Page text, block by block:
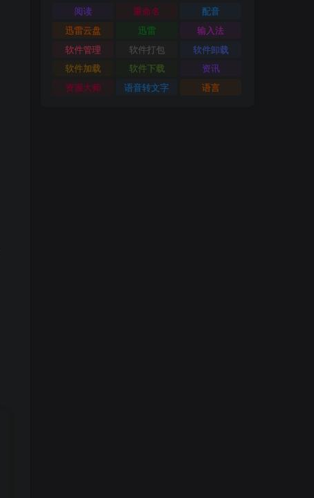
阅读
重命名
配音
迅雷云盘
迅雷
输入法
软件管理
软件打包
软件卸载
软件加载
软件下载
资讯
资源大师
语音转文字 语言